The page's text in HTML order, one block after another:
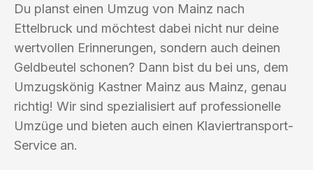
Du planst einen Umzug von Mainz nach
Ettelbruck und möchtest dabei nicht nur deine
wertvollen Erinnerungen, sondern auch deinen
Geldbeutel schonen? Dann bist du bei uns, dem
Umzugskönig Kastner Mainz aus Mainz, genau
richtig! Wir sind spezialisiert auf professionelle
Umzüge und bieten auch einen Klaviertransport-
Service an.